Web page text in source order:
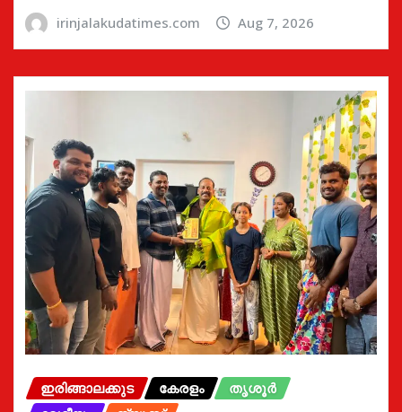
irinjalakudatimes.com Aug 7, 2026
ഇരിങ്ങാലക്കുട കേരളം
തൃശൂർ